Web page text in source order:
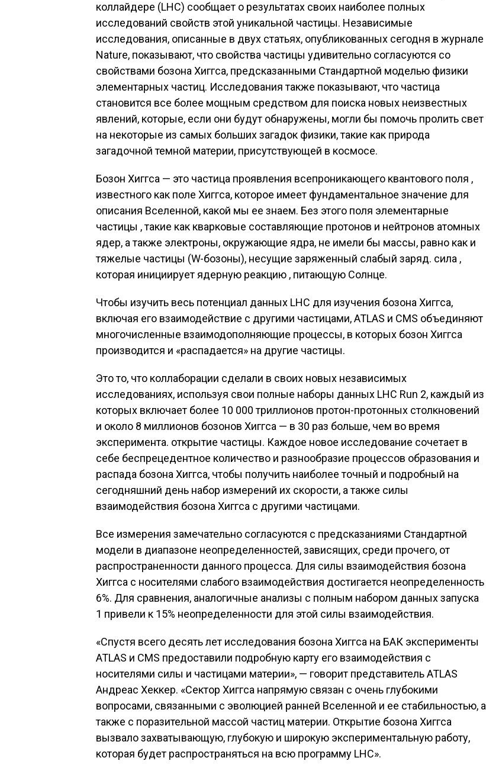
коллайдере (LHC) сообщает о результатах своих наиболее полных
исследований свойств этой уникальной частицы. Независимые
исследования, описанные в двух статьях, опубликованных сегодня в журнале
Nature, показывают, что свойства частицы удивительно согласуются со
свойствами бозона Хиггса, предсказанными Стандартной моделью физики
элементарных частиц. Исследования также показывают, что частица
становится все более мощным средством для поиска новых неизвестных
явлений, которые, если они будут обнаружены, могли бы помочь пролить свет
на некоторые из самых больших загадок физики, такие как природа
загадочной темной материи, присутствующей в космосе.
Бозон Хиггса — это частица проявления всепроникающего квантового поля ,
известного как поле Хиггса, которое имеет фундаментальное значение для
описания Вселенной, какой мы ее знаем. Без этого поля элементарные
частицы , такие как кварковые составляющие протонов и нейтронов атомных
ядер, а также электроны, окружающие ядра, не имели бы массы, равно как и
тяжелые частицы (W-бозоны), несущие заряженный слабый заряд. сила ,
которая инициирует ядерную реакцию , питающую Солнце.
Чтобы изучить весь потенциал данных LHC для изучения бозона Хиггса,
включая его взаимодействие с другими частицами, ATLAS и CMS объединяют
многочисленные взаимодополняющие процессы, в которых бозон Хиггса
производится и «распадается» на другие частицы.
Это то, что коллаборации сделали в своих новых независимых
исследованиях, используя свои полные наборы данных LHC Run 2, каждый из
которых включает более 10 000 триллионов протон-протонных столкновений
и около 8 миллионов бозонов Хиггса — в 30 раз больше, чем во время
эксперимента. открытие частицы. Каждое новое исследование сочетает в
себе беспрецедентное количество и разнообразие процессов образования и
распада бозона Хиггса, чтобы получить наиболее точный и подробный на
сегодняшний день набор измерений их скорости, а также силы
взаимодействия бозона Хиггса с другими частицами.
Все измерения замечательно согласуются с предсказаниями Стандартной
модели в диапазоне неопределенностей, зависящих, среди прочего, от
распространенности данного процесса. Для силы взаимодействия бозона
Хиггса с носителями слабого взаимодействия достигается неопределенность
6%. Для сравнения, аналогичные анализы с полным набором данных запуска
1 привели к 15% неопределенности для этой силы взаимодействия.
«Спустя всего десять лет исследования бозона Хиггса на БАК эксперименты
ATLAS и CMS предоставили подробную карту его взаимодействия с
носителями силы и частицами материи», — говорит представитель ATLAS
Андреас Хеккер. «Сектор Хиггса напрямую связан с очень глубокими
вопросами, связанными с эволюцией ранней Вселенной и ее стабильностью, а
также с поразительной массой частиц материи. Открытие бозона Хиггса
вызвало захватывающую, глубокую и широкую экспериментальную работу,
которая будет распространяться на всю программу LHC».